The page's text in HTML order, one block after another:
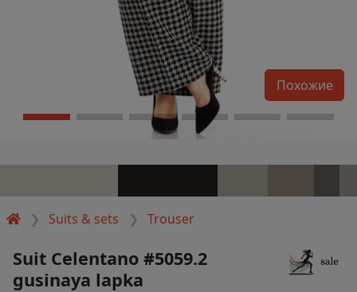
Suits & sets Trouser
Похожие
Suit Celentano #5059.2
gusinaya lapka